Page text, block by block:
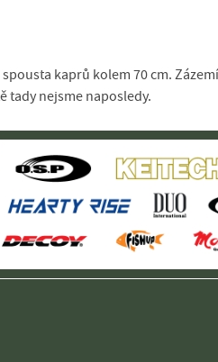
kaprů kolem 70 cm.
tady nejsme naposledy.